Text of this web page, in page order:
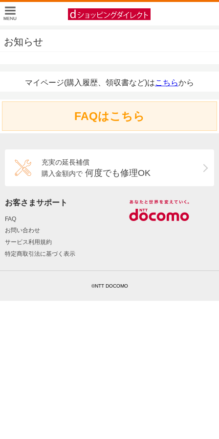
お知らせ
マイページ(購入履歴、領収書など)はこちらから
FAQはこちら
充実の延長補償
購入金額内で 何度でも修理OK
お客さまサポート
FAQ
お問い合わせ
サービス利用規約
特定商取引法に基づく表示
©NTT DOCOMO